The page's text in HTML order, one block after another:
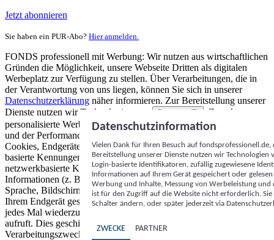
Jetzt abonnieren
Sie haben ein PUR-Abo? Hier anmelden.
FONDS professionell mit Werbung: Wir nutzen aus wirtschaftlichen
Gründen die Möglichkeit, unsere Webseite Dritten als digitalen
Werbeplatz zur Verfügung zu stellen. Über Verarbeitungen, die in
der Verantwortung von uns liegen, können Sie sich in unserer
Datenschutzerklärung näher informieren. Zur Bereitstellung unserer
Dienste nutzen wir Technologien von
Partnern (5)
. Zwecke:
personalisierte Werbung und Inhalte, Messung von Werbeleistung
und der Performance von Inhalten sowie Zielgruppenforschung.
Cookies, Endgeräte- oder ähnliche Online-Kennungen (z. B. login-
basierte Kennungen, zufällig generierte Kennungen,
netzwerkbasierte Kennungen) können zusammen mit anderen
Informationen (z. B. Browsertyp und Browserinformationen,
Sprache, Bildschirmgröße, unterstützte Technologien usw.) auf
Ihrem Endgerät gespeichert oder von dort ausgelesen werden, um es
jedes Mal wiederzuerkennen, wenn es eine App oder einer Webseite
aufruft. Dies geschieht für einen oder mehrere der hier aufgeführten
Verarbeitungszwecke.
Datenschutzinformation
Vielen Dank für Ihren Besuch auf
Bereitstellung unserer Dienste nutzen wir Technologien
Login-basierte Identifikatoren, zufällig zugewiesene
Informationen auf Ihrem Gerät gespeichert oder
Werbung und Inhalte, Messung von Werbeleistung
ist für den Zugriff auf die Website nicht erforderlich.
Schalter ändern, oder später jederzeit via
ZWECKE PARTNER